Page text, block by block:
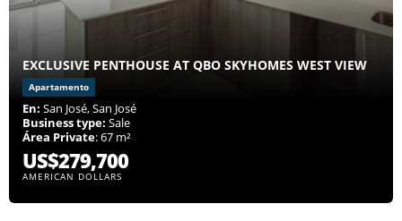
EXCLUSIVE PENTHOUSE AT QBO SKYHOMES WEST VIEW
Apartamento
En: San José, San José
Business type: Sale
Área Private: 67 m²
US$279,700
AMERICAN DOLLARS